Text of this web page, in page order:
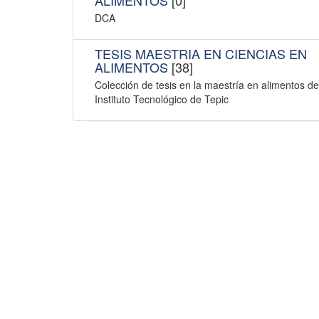
DCA
TESIS MAESTRIA EN CIENCIAS EN
ALIMENTOS [38]
Colección de tesis en la maestría en alimentos
Instituto Tecnológico de Tepic